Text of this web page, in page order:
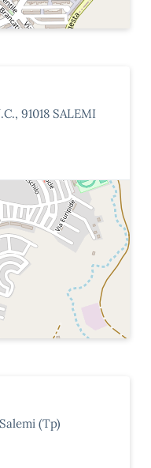
91018 SALEMI
(Tp)